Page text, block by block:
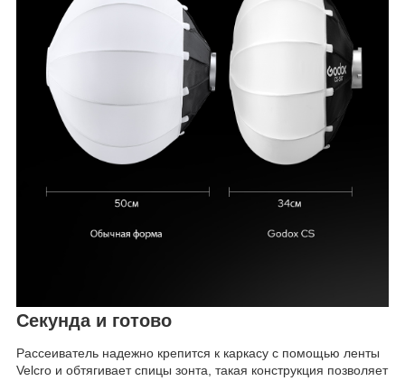
Секунда и готово
Рассеиватель надежно крепится к каркасу с помощью ленты
Velcro и обтягивает спицы зонта, такая конструкция позволяет